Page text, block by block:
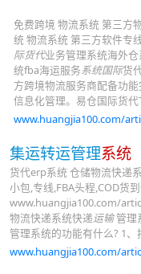
免费跨境 物流系统 第三方
统 物流系统 第三方软件专
际货代业务管理系统海外
统fba海运服务系统国际货
方跨境物流服务商配备功
信息化管理。易仓国际货
www.huangjia100.com/
集运转运管理系统
货代erp系统 仓储物流快递
小包,专线,FBA头程,COD货
www.huangjia100.com/
物流快递系统快递运输管理
管理系统的功能有什么? 1、
www.huangjia100.com/